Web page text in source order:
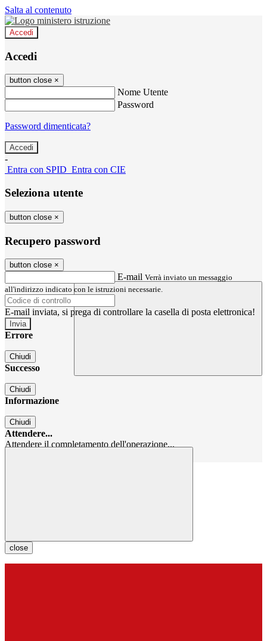
Salta al contenuto
Accedi
Accedi
button close ×
Nome Utente
Password
Password dimenticata?
-
Entra con SPID Entra con CIE
Seleziona utente
button close ×
Recupero password
button close ×
E-mail Verrà inviato un messaggio
all'indirizzo indicato con le istruzioni necessarie.
E-mail inviata, si prega di controllare la casella di posta elettronica!
Errore
Chiudi
Successo
Chiudi
Informazione
Chiudi
Attendere...
Attendere il completamento dell'operazione...
close